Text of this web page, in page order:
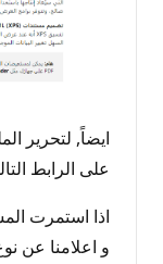
ايضاً, لتحرير
على الرابط
اذا استمرت
و اعلامنا عن